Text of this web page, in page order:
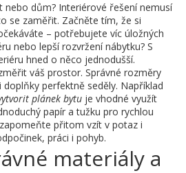
nebo dům? Interiérové řešení nemusí
se zaměřit. Začněte tím, že si
– potřebujete víc úložných
nebo lepší rozvržení nábytku? S
hned o něco jednodušší.
váš prostor. Správné rozměry
perfektně seděly. Například
plánek bytu je vhodné využít
papír a tužku pro rychlou
přitom vzít v potaz i
práci i pohyb.
materiály a